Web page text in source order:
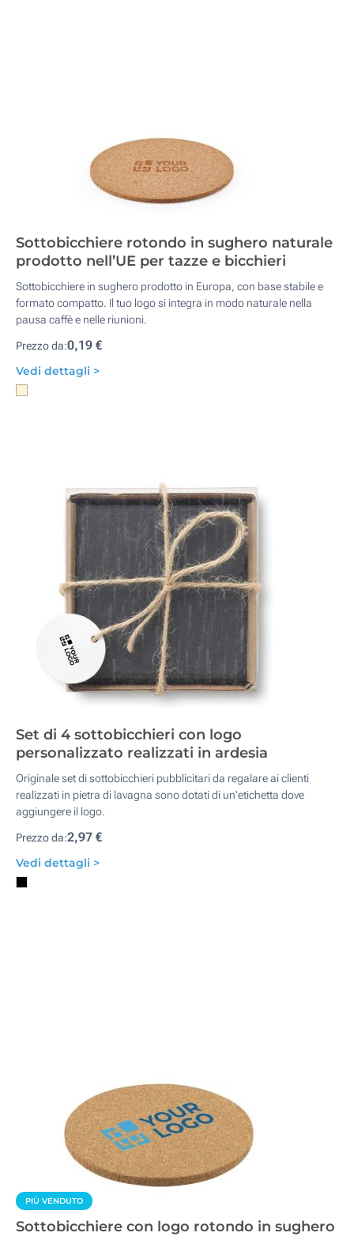
Sottobicchiere rotondo in sughero naturale
prodotto nell’UE per tazze e bicchieri
Sottobicchiere in sughero prodotto in Europa, con base stabile e
formato compatto. Il tuo logo si integra in modo naturale nella
pausa caffè e nelle riunioni.
Prezzo da:0,19 €
Vedi dettagli >
Set di 4 sottobicchieri con logo
personalizzato realizzati in ardesia
Originale set di sottobicchieri pubblicitari da regalare ai clienti
realizzati in pietra di lavagna sono dotati di un'etichetta dove
aggiungere il logo.
Prezzo da:2,97 €
Vedi dettagli >
PIÙ VENDUTO
Sottobicchiere con logo rotondo in sughero